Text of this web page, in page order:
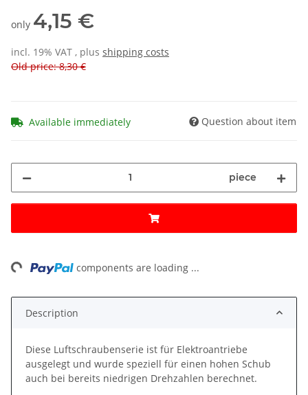
only 4,15 €
incl. 19% VAT , plus shipping costs
Old price: 8,30 €
Available immediately Question about item
piece
components are loading ...
Description
Diese Luftschraubenserie ist für Elektroantriebe
ausgelegt und wurde speziell für einen hohen Schub
auch bei bereits niedrigen Drehzahlen berechnet.